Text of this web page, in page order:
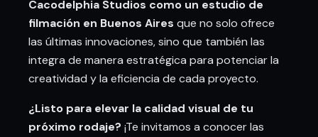
Cacodelphia Studios como un estudio de
filmación en Buenos Aires que no solo ofrece
las últimas innovaciones, sino que también las
integra de manera estratégica para potenciar la
creatividad y la eficiencia de cada proyecto.
¿Listo para elevar la calidad visual de tu
próximo rodaje? ¡Te invitamos a conocer las